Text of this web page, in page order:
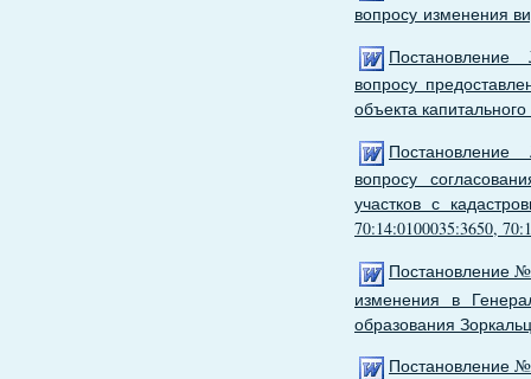
вопросу изменения
вопросу
объекта
вопросу
участков с
70:14:0100035:3650,
Постановление
изменения в
образования
Постановление